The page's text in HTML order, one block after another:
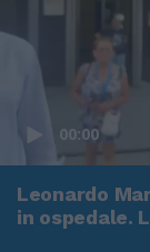
00:00
Leonardo
in ospedale.